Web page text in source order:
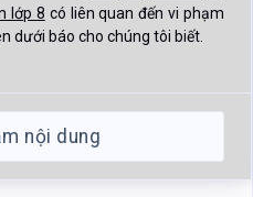
lớp 8 có liên quan đến vi phạm
dưới báo cho chúng tôi biết.
nội dung